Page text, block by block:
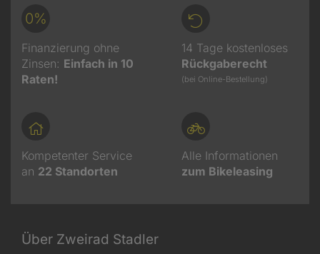
0%
Finanzierung ohne
Zinsen: Einfach in 10
Raten!
14 Tage kostenloses
Rückgaberecht
(bei Online-Bestellung)
Kompetenter Service
an 22 Standorten
Alle Informationen
zum Bikeleasing
Über Zweirad Stadler